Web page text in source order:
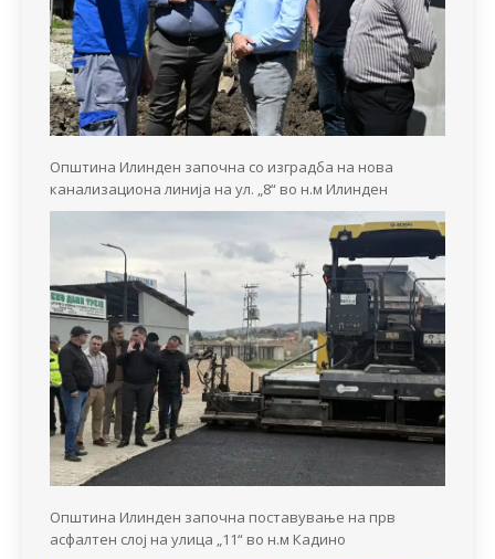
Општина Илинден започна со изградба на нова
канализациона линија на ул. „8“ во н.м Илинден
Општина Илинден започна поставување на прв
асфалтен слој на улица „11“ во н.м Кадино